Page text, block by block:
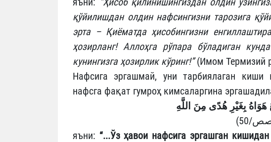
қўйилишдан олдин нафсингизни тарозига
эрта – Қиёматда ҳисобингизни
ҳозирланг! Аллоҳга рўпара бўладиган
кунингизга ҳозирлик кўринг!”(Имом Термизий
Нафсига эргашмай, уни тарбиялаган
нафсга фақат гумроҳ кимсаларгина
بِغَيْرِ هُدًى مِنَ اللَّهِ
яъни: “...Ўз ҳавои нафсига эргашган